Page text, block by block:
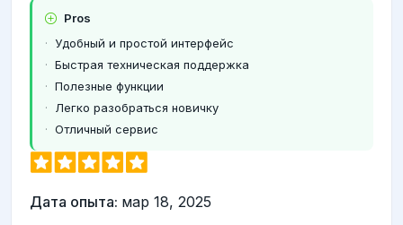
Pros
Удобный и простой интерфейс
Быстрая техническая поддержка
Полезные функции
Легко разобраться новичку
Отличный сервис
Дата опыта: мар 18, 2025